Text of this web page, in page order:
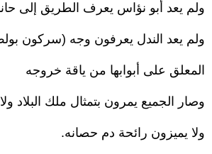
ولم يعد أبو نؤاس يعرف الطريق إلى
ولم يعد الندل يعرفون وجه (سركون
المعلق على أبوابها من ياقة خروجه
وصار الجميع يمرون بتمثال ملك البلاد
ولا يميزون رائحة دم حصانه.